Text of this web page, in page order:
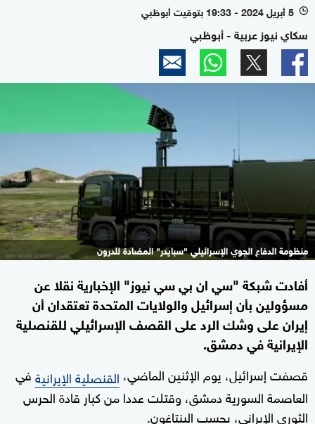
l 5 أبريل 2024 - 19:33 بتوقيت أبوظبي
سكاي نيوز عربية - أبوظبي
منظومة الدفاع الجوي الإسرائيلي "سبايدر" المضادة للدرون
أفادت شبكة "سي ان بي سي نيوز" الإخبارية نقلا عن
مسؤولين بأن إسرائيل والولايات المتحدة تعتقدان أن
إيران على وشك الرد على القصف الإسرائيلي للقنصلية
الإيرانية في دمشق.
قصفت إسرائيل، يوم الإثنين الماضي، القنصلية الإيرانيةفي
العاصمة السورية دمشق، وقتلت عددا من كبار قادة الحرس
الثوري الإيراني، بحسب البنتاغون.